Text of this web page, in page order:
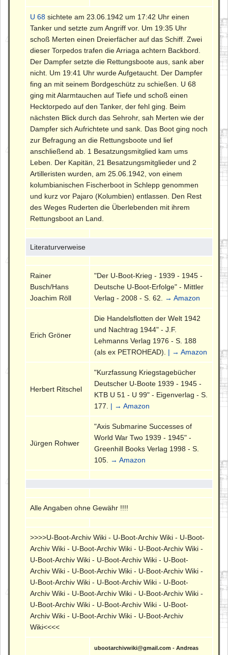
U 68 sichtete am 23.06.1942 um 17:42 Uhr einen
Tanker und setzte zum Angriff vor. Um 19:35 Uhr
schoß Merten einen Dreierfächer auf das Schiff. Zwei
dieser Torpedos trafen die Arriaga achtern Backbord.
Der Dampfer setzte die Rettungsboote aus, sank aber
nicht. Um 19:41 Uhr wurde Aufgetaucht. Der Dampfer
fing an mit seinem Bordgeschütz zu schießen. U 68
ging mit Alarmtauchen auf Tiefe und schoß einen
Hecktorpedo auf den Tanker, der fehl ging. Beim
nächsten Blick durch das Sehrohr, sah Merten wie der
Dampfer sich Aufrichtete und sank. Das Boot ging noch
zur Befragung an die Rettungsboote und lief
anschließend ab. 1 Besatzungsmitglied kam ums
Leben. Der Kapitän, 21 Besatzungsmitglieder und 2
Artilleristen wurden, am 25.06.1942, von einem
kolumbianischen Fischerboot in Schlepp genommen
und kurz vor Pajaro (Kolumbien) entlassen. Den Rest
des Weges Ruderten die Überlebenden mit ihrem
Rettungsboot an Land.
Literaturverweise
Rainer
Busch/Hans
Joachim Röll
"Der U-Boot-Krieg - 1939 - 1945 -
Deutsche U-Boot-Erfolge" - Mittler
Verlag - 2008 - S. 62.
→ Amazon
Erich Gröner
Die Handelsflotten der Welt 1942
und Nachtrag 1944" - J.F.
Lehmanns Verlag 1976 - S. 188
(als ex PETROHEAD). | → Amazon
Herbert Ritschel
"Kurzfassung Kriegstagebücher
Deutscher U-Boote 1939 - 1945 -
KTB U 51 - U 99" - Eigenverlag - S.
177. | → Amazon
Jürgen Rohwer
"Axis Submarine Successes of
World War Two 1939 - 1945" -
Greenhill Books Verlag 1998 - S.
105.
→ Amazon
Alle Angaben ohne Gewähr !!!!
>>>>U-Boot-Archiv Wiki - U-Boot-Archiv Wiki - U-Boot-
Archiv Wiki - U-Boot-Archiv Wiki - U-Boot-Archiv Wiki -
U-Boot-Archiv Wiki - U-Boot-Archiv Wiki - U-Boot-
Archiv Wiki - U-Boot-Archiv Wiki - U-Boot-Archiv Wiki -
U-Boot-Archiv Wiki - U-Boot-Archiv Wiki - U-Boot-
Archiv Wiki - U-Boot-Archiv Wiki - U-Boot-Archiv Wiki -
U-Boot-Archiv Wiki - U-Boot-Archiv Wiki - U-Boot-
Archiv Wiki - U-Boot-Archiv Wiki - U-Boot-Archiv
Wiki<<<<
ubootarchivwiki@gmail.com - Andreas